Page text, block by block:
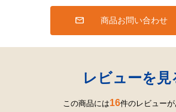
商品お問い合わせ
レビューを見
この商品には16件のレビュー